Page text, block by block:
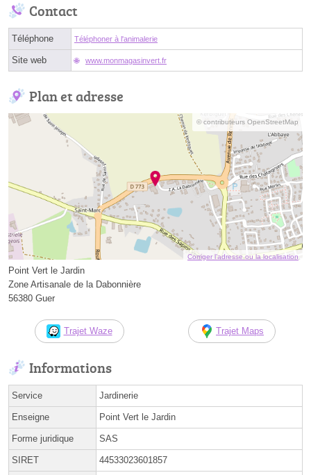
Contact
Téléphone Téléphoner à l'animalerie
Site web www.monmagasinvert.fr
Plan et adresse
© contributeurs OpenStreetMap
Corriger l’adresse ou la localisation
Point Vert le Jardin
Zone Artisanale de la Dabonnière
56380 Guer
Trajet Waze Trajet Maps
Informations
Service Jardinerie
Enseigne Point Vert le Jardin
Forme juridique SAS
SIRET 44533023601857